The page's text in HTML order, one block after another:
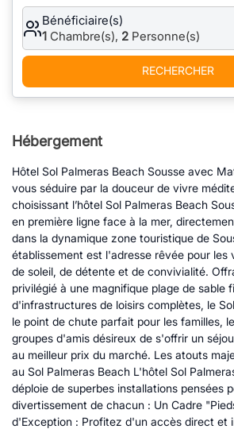
Bénéficiaire(s)
1 Chambre(s), 2 Personne(s)
RECHERCHER
Hébergement
Hôtel Sol Palmeras Beach Sousse avec
vous séduire par la douceur de vivre
choisissant l’hôtel Sol Palmeras Beach
en première ligne face à la mer,
dans la dynamique zone touristique de
établissement est l'adresse rêvée pour les
de soleil, de détente et de convivialité.
privilégié à une magnifique plage de sable
d'infrastructures de loisirs complètes, le
le point de chute parfait pour les familles,
groupes d'amis désireux de s'offrir un
au meilleur prix du marché. Les atouts
au Sol Palmeras Beach L'hôtel Sol
déploie de superbes installations pensées
divertissement de chacun : Un Cadre
d'Exception : Profitez d'un accès direct et